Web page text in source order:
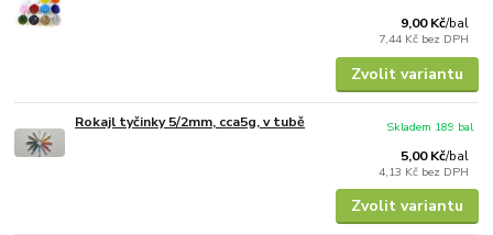
9,00 Kč/bal
7,44 Kč bez DPH
Zvolit variantu
Rokajl tyčinky 5/2mm, cca5g, v tubě
5,00 Kč/bal
4,13 Kč bez DPH
Skladem 189 bal
Zvolit variantu